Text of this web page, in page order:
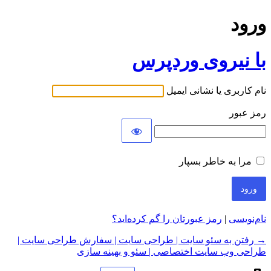
ورود
با نیروی وردپرس
نام کاربری یا نشانی ایمیل
رمز عبور
مرا به خاطر بسپار
نام‌نویسی | رمز عبورتان را گم کرده‌اید؟
→ رفتن به سئو سایت | طراحی سایت | سفارش طراحی سایت |
طراحی وب سایت اختصاصی | سئو و بهینه سازی